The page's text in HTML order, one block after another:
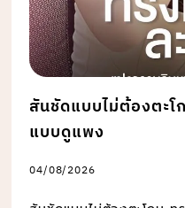
สันชัดแบบไม่ต้องตะ
แบบดูแพง
04/08/2026